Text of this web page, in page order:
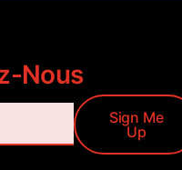
Nous
Sign Me
Up